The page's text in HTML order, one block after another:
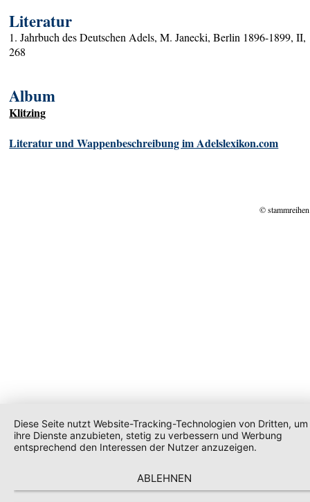
Literatur
1. Jahrbuch des Deutschen Adels, M. Janecki, Berlin 1896-1899, II,
268
Album
Klitzing
Literatur und Wappenbeschreibung im Adelslexikon.com
©
Diese Seite nutzt Website-Tracking-Technologien von Dritten, um
ihre Dienste anzubieten, stetig zu verbessern und Werbung
entsprechend den Interessen der Nutzer anzuzeigen.
ABLEHNEN